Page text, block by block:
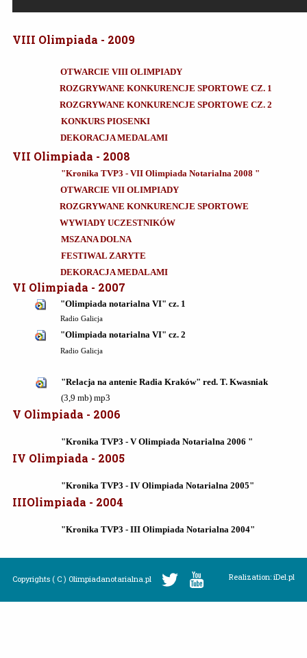
VIII Olimpiada - 2009
OTWARCIE VIII OLIMPIADY
ROZGRYWANE KONKURENCJE SPORTOWE CZ. 1
ROZGRYWANE KONKURENCJE SPORTOWE CZ. 2
KONKURS PIOSENKI
DEKORACJA MEDALAMI
VII Olimpiada - 2008
"Kronika TVP3 - VII Olimpiada Notarialna 2008 "
OTWARCIE VII OLIMPIADY
ROZGRYWANE KONKURENCJE SPORTOWE
WYWIADY UCZESTNIKÓW
MSZANA DOLNA
FESTIWAL ZARYTE
DEKORACJA MEDALAMI
VI Olimpiada - 2007
"Olimpiada notarialna VI" cz. 1
Radio Galicja
"Olimpiada notarialna VI" cz. 2
Radio Galicja
"Relacja na antenie Radia Kraków" red. T. Kwasniak
(3,9 mb) mp3
V Olimpiada - 2006
"Kronika TVP3 - V Olimpiada Notarialna 2006 "
IV Olimpiada - 2005
"Kronika TVP3 - IV Olimpiada Notarialna 2005"
IIIOlimpiada - 2004
"Kronika TVP3 - III Olimpiada Notarialna 2004"
Copyrights ( C ) Olimpiadanotarialna.pl Realization: iDel.pl